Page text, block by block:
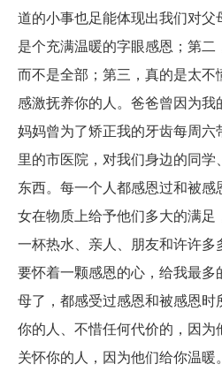
道的小事也足能体现出我们对父
是个充满温暖的字眼感恩；第二
而不是全部；第三，真的是太不
感激抚养你的人。爸爸曾因为我
妈妈曾为了矫正我的牙齿每周
里的市医院，对我们身边的同
东西。每一个人都感恩过和被
女在物质上给予他们多大的满
一杯热水、亲人、朋友和许许
要怀着一颗感恩的心，给我最
母了，都感受过感恩和被感恩
你的人、不惜任何代价的，因
关怀你的人，因为他们给你温暖。